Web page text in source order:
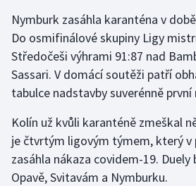
Lyže a snowboard
Moderní pětiboj
Olympijské hry
Parasport
Nymburk zasáhla karanténa v
Do osmifinálové skupiny Ligy
Středočeši výhrami 91:87 nad
Sassari. V domácí soutěži patří
tabulce nadstavby suverénně
Kolín už kvůli karanténě zmeškal
je čtvrtým ligovým týmem, který v
zasáhla nákaza covidem-19.
Opavě, Svitavám a Nymburku.